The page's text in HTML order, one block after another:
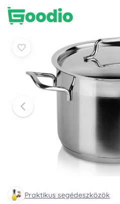
Praktikus segédeszközök
14 490 Ft